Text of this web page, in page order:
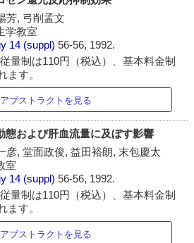
芳, 弓削孟文
学教室
14 (suppl)56-56, 1992.
量制は110円（税込）、基本料金制
ます。
アブストラクトを見る
態および肝血流量に及ぼす影響
彦, 堂面政俊, 益田裕朗, 末包慶太
室
14 (suppl)56-56, 1992.
量制は110円（税込）、基本料金制
ます。
アブストラクトを見る